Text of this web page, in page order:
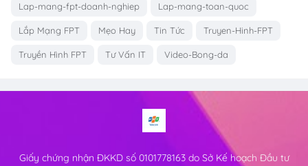
Lap-mang-fpt-doanh-nghiep Lap-mang-toan-quoc
Lắp Mạng FPT Mẹo Hay Tin Tức Truyen-Hinh-FPT
Truyền Hình FPT Tư Vấn IT Video-Bong-da
Giấy chứng nhận ĐKKD số 0101778163 do Sở Kế hoạch Đầu tư